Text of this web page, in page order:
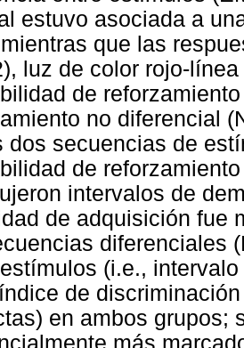
estuvo asociada a
que las
luz de color rojo-
de
no diferencial
dos secuencias de
de
intervalos de
de adquisición fue
diferenciales
(i.e.,
de
en ambos grupos;
más